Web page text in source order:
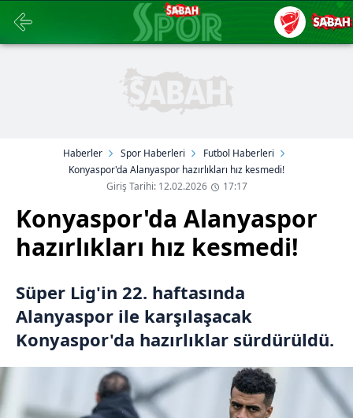
Haberler Spor Haberleri
Futbol Haberleri
Konyaspor'da Alanyaspor hazırlıkları hız kesmedi!
Giriş Tarihi: 12.02.2026
17:17
Konyaspor'da Alanyaspor
hazırlıkları hız kesmedi!
Süper Lig'in 22. haftasında
Alanyaspor ile karşılaşacak
Konyaspor'da hazırlıklar sürdürüldü.